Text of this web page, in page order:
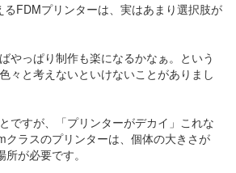
FDMプリンターは、実はあまり選択肢が
やっぱり制作も楽になるかなぁ。という
々と考えないといけないことがありまし
ですが、「プリンターがデカイ」これな
クラスのプリンターは、個体の大きさが
が必要です。